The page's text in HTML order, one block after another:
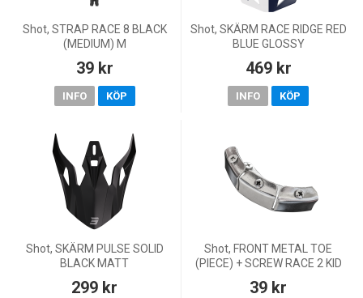
Shot, STRAP RACE 8 BLACK
(MEDIUM) M
39 kr
INFO KÖP
Shot, SKÄRM RACE RIDGE RED
BLUE GLOSSY
469 kr
INFO KÖP
Shot, SKÄRM PULSE SOLID
BLACK MATT
299 kr
Shot, FRONT METAL TOE
(PIECE) + SCREW RACE 2 KID
39 kr